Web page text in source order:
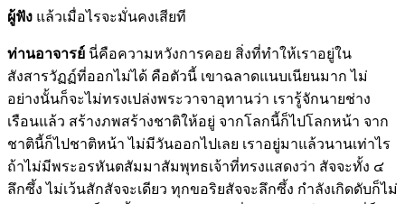
ผู้ฟัง แล้วเมื่อไรจะมั่นคงเสียที
ท่านอาจารย์ นี่คือความหวังการคอย สิ่งที่ทำให้เราอยู่ใน
สังสารวัฏฏ์ที่ออกไม่ได้ คือตัวนี้ เขาฉลาดแนบเนียนมาก ไม่
อย่างนั้นก็จะไม่ทรงเปล่งพระวาจาอุทานว่า เรารู้จักนายช่าง
เรือนแล้ว สร้างภพสร้างชาติให้อยู่ จากโลกนี้ก็ไปโลกหน้า จาก
ชาตินี้ก็ไปชาติหน้า ไม่มีวันออกไปเลย เราอยู่มาแล้วนานเท่าไร
ถ้าไม่มีพระอรหันตสัมมาสัมพุทธเจ้าที่ทรงแสดงว่า สัจจะทั้ง ๔
ลึกซึ้ง ไม่เว้นสักสัจจะเดียว ทุกขอริยสัจจะลึกซึ้ง กำลังเกิดดับก็ไม่